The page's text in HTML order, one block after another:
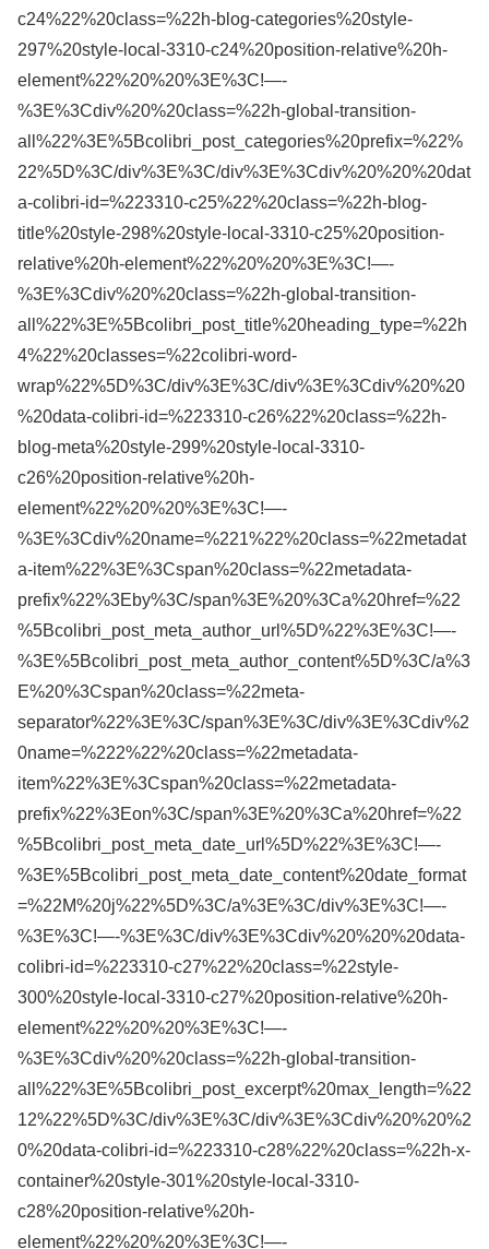
c24%22%20class=%22h-blog-categories%20style-
297%20style-local-3310-c24%20position-relative%20h-
element%22%20%20%3E%3C!—-
%3E%3Cdiv%20%20class=%22h-global-transition-
all%22%3E%5Bcolibri_post_categories%20prefix=%22%
22%5D%3C/div%3E%3C/div%3E%3Cdiv%20%20%20dat
a-colibri-id=%223310-c25%22%20class=%22h-blog-
title%20style-298%20style-local-3310-c25%20position-
relative%20h-element%22%20%20%3E%3C!—-
%3E%3Cdiv%20%20class=%22h-global-transition-
all%22%3E%5Bcolibri_post_title%20heading_type=%22h
4%22%20classes=%22colibri-word-
wrap%22%5D%3C/div%3E%3C/div%3E%3Cdiv%20%20
%20data-colibri-id=%223310-c26%22%20class=%22h-
blog-meta%20style-299%20style-local-3310-
c26%20position-relative%20h-
element%22%20%20%3E%3C!—-
%3E%3Cdiv%20name=%221%22%20class=%22metadat
a-item%22%3E%3Cspan%20class=%22metadata-
prefix%22%3Eby%3C/span%3E%20%3Ca%20href=%22
%5Bcolibri_post_meta_author_url%5D%22%3E%3C!—-
%3E%5Bcolibri_post_meta_author_content%5D%3C/a%3
E%20%3Cspan%20class=%22meta-
separator%22%3E%3C/span%3E%3C/div%3E%3Cdiv%2
0name=%222%22%20class=%22metadata-
item%22%3E%3Cspan%20class=%22metadata-
prefix%22%3Eon%3C/span%3E%20%3Ca%20href=%22
%5Bcolibri_post_meta_date_url%5D%22%3E%3C!—-
%3E%5Bcolibri_post_meta_date_content%20date_format
=%22M%20j%22%5D%3C/a%3E%3C/div%3E%3C!—-
%3E%3C!—-%3E%3C/div%3E%3Cdiv%20%20%20data-
colibri-id=%223310-c27%22%20class=%22style-
300%20style-local-3310-c27%20position-relative%20h-
element%22%20%20%3E%3C!—-
%3E%3Cdiv%20%20class=%22h-global-transition-
all%22%3E%5Bcolibri_post_excerpt%20max_length=%22
12%22%5D%3C/div%3E%3C/div%3E%3Cdiv%20%20%2
0%20data-colibri-id=%223310-c28%22%20class=%22h-x-
container%20style-301%20style-local-3310-
c28%20position-relative%20h-
element%22%20%20%3E%3C!—-